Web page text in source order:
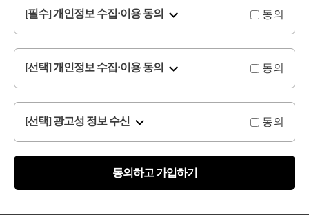
[필수] 개인정보 수집·이용 동의 동의
[선택] 개인정보 수집·이용 동의 동의
[선택] 광고성 정보 수신 동의
동의하고 가입하기